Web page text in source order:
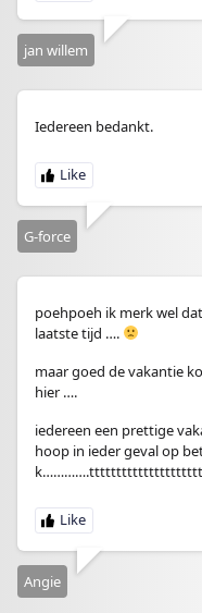
jan willem
Iedereen bedankt.
G-force
poehpoeh ik merk wel
laatste tijd ….
maar goed de vakantie
hier ….
iedereen een prettige
hoop in ieder geval op
Angie